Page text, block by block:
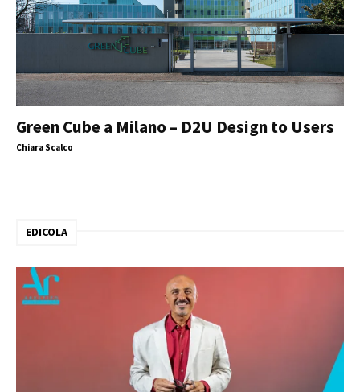
Green Cube a Milano – D2U Design to Users
Chiara Scalco
EDICOLA